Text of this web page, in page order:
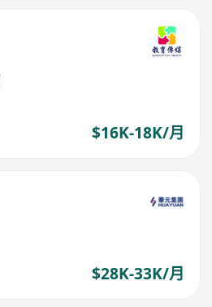
$16K-18K/月
$28K-33K/月